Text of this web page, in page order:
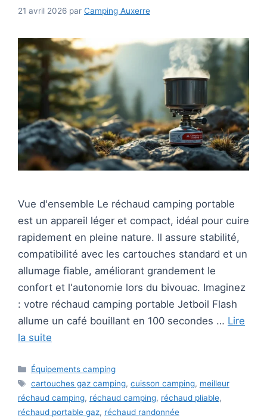
21 avril 2026 par Camping Auxerre
Vue d'ensemble Le réchaud camping portable
est un appareil léger et compact, idéal pour cuire
rapidement en pleine nature. Il assure stabilité,
compatibilité avec les cartouches standard et un
allumage fiable, améliorant grandement le
confort et l'autonomie lors du bivouac. Imaginez
: votre réchaud camping portable Jetboil Flash
allume un café bouillant en 100 secondes … Lire
la suite
Catégories
Équipements camping
Étiquettes
cartouches gaz camping, cuisson camping, meilleur
réchaud camping, réchaud camping, réchaud pliable,
réchaud portable gaz, réchaud randonnée